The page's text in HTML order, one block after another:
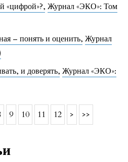
«цифрой»?, Журнал «ЭКО»: Том
– понять и оценить, Журнал
и доверять, Журнал «ЭКО»:
9 10 11 12 > >>